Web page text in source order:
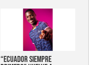
“Ecuador siempre